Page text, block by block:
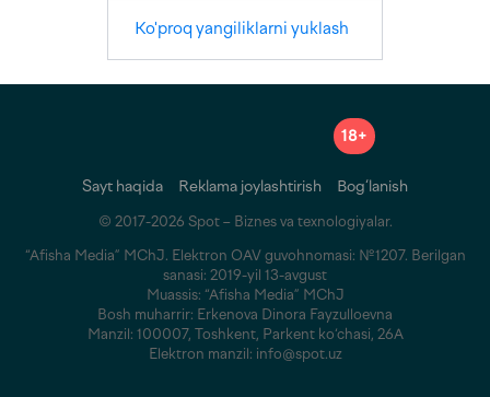
Ko'proq yangiliklarni yuklash
18+
Sayt haqida Reklama joylashtirish Bog‘lanish
© 2017-2026 Spot – Biznes va texnologiyalar.
“Afisha Media” MChJ. Elektron OAV guvohnomasi: №1207. Berilgan
sanasi: 2019-yil 13-avgust
Muassis: “Afisha Media” MChJ
Bosh muharrir: Erkenova Dinora Fayzulloevna
Manzil: 100007, Toshkent, Parkent ko‘chasi, 26A
Elektron manzil: info@spot.uz